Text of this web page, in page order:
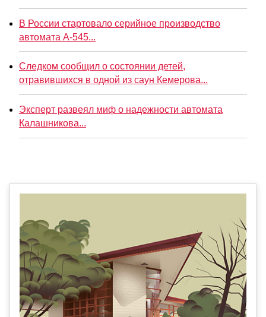
В России стартовало серийное производство
автомата А-545...
Следком сообщил о состоянии детей,
отравившихся в одной из саун Кемерова...
Эксперт развеял миф о надежности автомата
Калашникова...